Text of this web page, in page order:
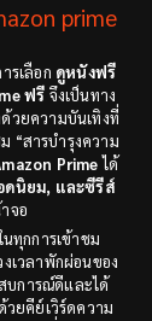
prime
รเลือก ดูหนังฟรี
ฟรี จึงเป็นทาง
วยความบันเทิงที่
“สารบำรุงความ
Primeได้
ดนิยม, และซีรีส์
จอ
ทุกการเข้าชม
เวลาพักผ่อนของ
บการณ์ดีและได้
วยคีย์เวิร์ดความ